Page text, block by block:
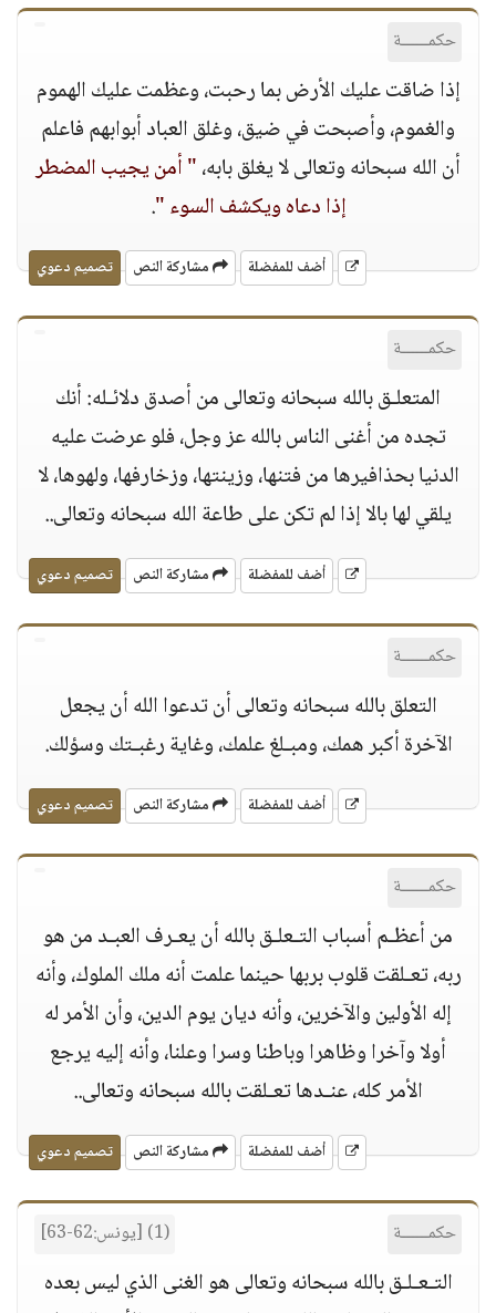
حكمــــــة
إذا ضاقت عليك الأرض بما رحبت، وعظمت عليك الهموم
والغموم، وأصبحت في ضيق، وغلق العباد أبوابهم فاعلم
أن الله سبحانه وتعالى لا يغلق بابه،" أمن يجيب المضطر
إذا دعاه ويكشف السوء ".
أضف للمفضلة مشاركة النص تصميم دعوي
حكمــــــة
المتعلـق بالله سبحانه وتعالى من أصدق دلائـله: أنك
تجده من أغنى الناس بالله عز وجل، فلو عرضت عليه
الدنيا بحذافيرها من فتنها، وزينتها، وزخارفها، ولهوها، لا
يلقي لها بالا إذا لم تكن على طاعة الله سبحانه وتعالى..
أضف للمفضلة مشاركة النص تصميم دعوي
حكمــــــة
التعلق بالله سبحانه وتعالى أن تدعوا الله أن يجعل
الآخرة أكبر همك، ومبـلغ علمك، وغاية رغبـتك وسؤلك.
أضف للمفضلة مشاركة النص تصميم دعوي
حكمــــــة
من أعظـم أسباب التـعلـق بالله أن يعـرف العبـد من هو
ربه، تعـلقت قلوب بربها حينما علمت أنه ملك الملوك، وأنه
إله الأولين والآخرين، وأنه ديان يوم الدين، وأن الأمر له
أولا وآخرا وظاهرا وباطنا وسرا وعلنا، وأنه إليه يرجع
الأمر كله، عنـدها تعـلقت بالله سبحانه وتعالى..
أضف للمفضلة مشاركة النص تصميم دعوي
حكمــــــة (1) [يونس:62-63]
التـعـلـق بالله سبحانه وتعالى هو الغنى الذي ليس بعده